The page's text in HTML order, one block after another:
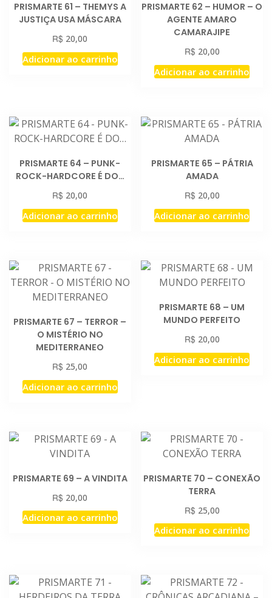
PRISMARTE 61 – THEMYS A
JUSTIÇA USA MÁSCARA
R$ 20,00
Adicionar ao carrinho
PRISMARTE 62 – HUMOR – O
AGENTE AMARO
CAMARAJIPE
R$ 20,00
Adicionar ao carrinho
PRISMARTE 64 – PUNK-
ROCK-HARDCORE É DO…
R$ 20,00
Adicionar ao carrinho
PRISMARTE 65 – PÁTRIA
AMADA
R$ 20,00
Adicionar ao carrinho
PRISMARTE 67 – TERROR –
O MISTÉRIO NO
MEDITERRANEO
R$ 25,00
Adicionar ao carrinho
PRISMARTE 68 – UM
MUNDO PERFEITO
R$ 20,00
Adicionar ao carrinho
PRISMARTE 69 – A VINDITA
R$ 20,00
Adicionar ao carrinho
PRISMARTE 70 – CONEXÃO
TERRA
R$ 25,00
Adicionar ao carrinho